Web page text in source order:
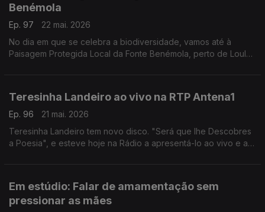
Benémola
Ep. 97
22 mai. 2026
No dia em que se celebra a biodiversidade, vamos até à
Paisagem Protegida Local da Fonte Benémola, perto de Loulé,
Teresinha Landeiro ao vivo na RTP Antena1
Ep. 96
21 mai. 2026
Teresinha Landeiro tem novo disco. "Será que lhe Descobres
a Poesia", e esteve hoje na Rádio a apresentá-lo ao vivo e a
Em estúdio: Falar de amamentação sem
pressionar as mães